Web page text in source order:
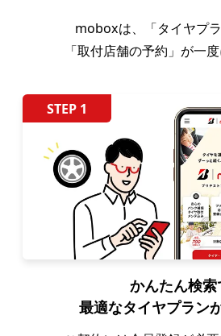
moboxは、「タイヤプ
「取付店舗の予約」が一度
STEP 1
かんたん検索
最適なタイヤプラン